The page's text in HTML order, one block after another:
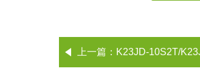
上一篇： K23JD-10S2T/K23JD-